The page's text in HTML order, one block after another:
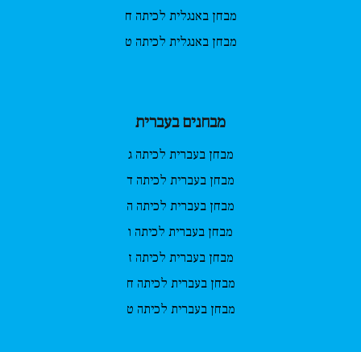
מבחן באנגלית לכיתה ח
מבחן באנגלית לכיתה ט
מבחנים בעברית
מבחן בעברית לכיתה ג
מבחן בעברית לכיתה ד
מבחן בעברית לכיתה ה
מבחן בעברית לכיתה ו
מבחן בעברית לכיתה ז
מבחן בעברית לכיתה ח
מבחן בעברית לכיתה ט